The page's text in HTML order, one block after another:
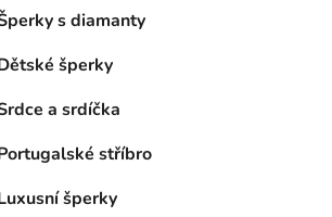
s diamanty
šperky
a srdíčka
stříbro
šperky